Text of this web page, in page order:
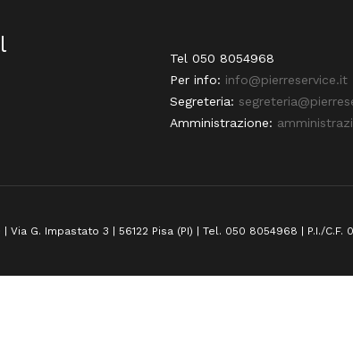
Tel 050 8054968
Per info: info@pierreservice.it
Segreteria:
Amministrazione:
G. Impastato 3 | 56122 Pisa (PI) | Tel. 050 8054968 | P.I./C.F.